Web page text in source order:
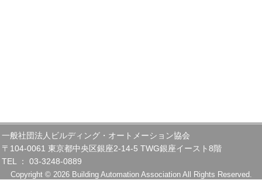
一般社団法人ビルディング・オートメーション協会
〒104-0061 東京都中央区銀座2-14-5 TWG銀座イースト8階
TEL ： 03-3248-0889
Copyright © 2026 Building Automation Association All Rights Reserved.